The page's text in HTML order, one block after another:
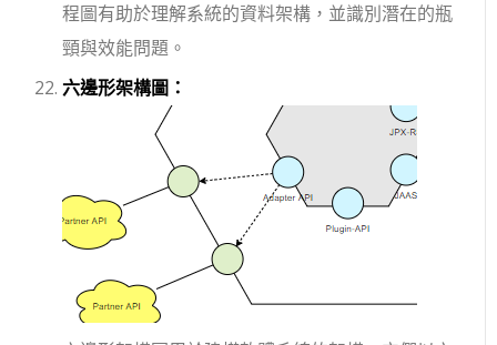
程圖有助於理解系統的資料架構，並識別潛在的瓶
頸與效能問題。
六邊形架構圖：